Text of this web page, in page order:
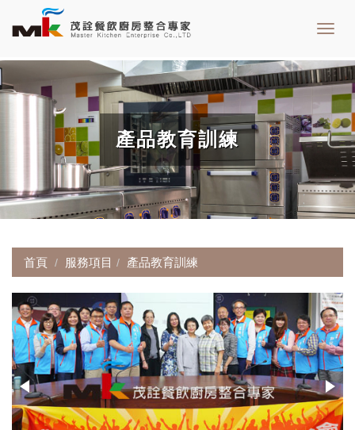
產品教育訓練
首頁 服務項目 產品教育訓練